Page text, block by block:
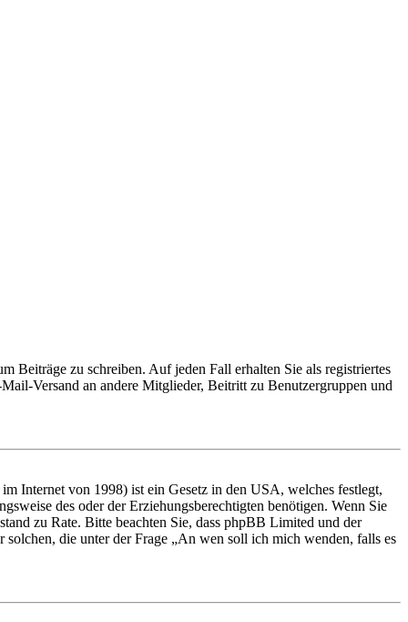
Beiträge zu schreiben. Auf jeden Fall erhalten Sie als registriertes
Versand an andere Mitglieder, Beitritt zu Benutzergruppen und
Internet von 1998) ist ein Gesetz in den USA, welches festlegt,
des oder der Erziehungsberechtigten benötigen. Wenn Sie
zu Rate. Bitte beachten Sie, dass phpBB Limited und der
die unter der Frage „An wen soll ich mich wenden, falls es